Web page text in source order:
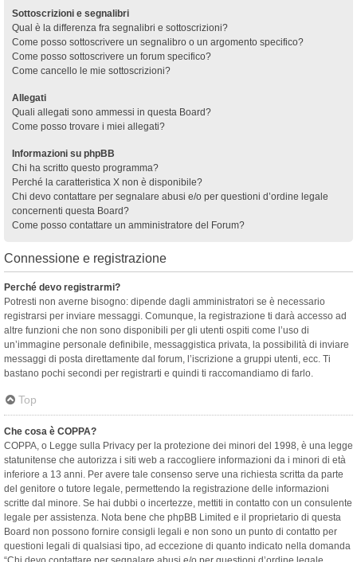
Sottoscrizioni e segnalibri
Qual è la differenza fra segnalibri e sottoscrizioni?
Come posso sottoscrivere un segnalibro o un argomento specifico?
Come posso sottoscrivere un forum specifico?
Come cancello le mie sottoscrizioni?
Allegati
Quali allegati sono ammessi in questa Board?
Come posso trovare i miei allegati?
Informazioni su phpBB
Chi ha scritto questo programma?
Perché la caratteristica X non è disponibile?
Chi devo contattare per segnalare abusi e/o per questioni d’ordine legale
concernenti questa Board?
Come posso contattare un amministratore del Forum?
Connessione e registrazione
Perché devo registrarmi?
Potresti non averne bisogno: dipende dagli amministratori se è necessario
registrarsi per inviare messaggi. Comunque, la registrazione ti darà accesso ad
altre funzioni che non sono disponibili per gli utenti ospiti come l’uso di
un’immagine personale definibile, messaggistica privata, la possibilità di inviare
messaggi di posta direttamente dal forum, l’iscrizione a gruppi utenti, ecc. Ti
bastano pochi secondi per registrarti e quindi ti raccomandiamo di farlo.
Top
Che cosa è COPPA?
COPPA, o Legge sulla Privacy per la protezione dei minori del 1998, è una legge
statunitense che autorizza i siti web a raccogliere informazioni da i minori di età
inferiore a 13 anni. Per avere tale consenso serve una richiesta scritta da parte
del genitore o tutore legale, permettendo la registrazione delle informazioni
scritte dal minore. Se hai dubbi o incertezze, mettiti in contatto con un consulente
legale per assistenza. Nota bene che phpBB Limited e il proprietario di questa
Board non possono fornire consigli legali e non sono un punto di contatto per
questioni legali di qualsiasi tipo, ad eccezione di quanto indicato nella domanda